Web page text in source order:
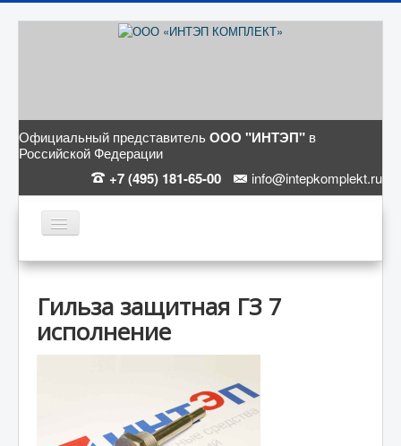
Официальный представительООО "ИНТЭП" в
Российской Федерации
+7 (495) 181-65-00 info@intepkomplekt.ru
ГЛАВНАЯ
КАТАЛОГ
СТАТЬИ
О КОМПАНИИ
Гильза защитная ГЗ 7
исполнение